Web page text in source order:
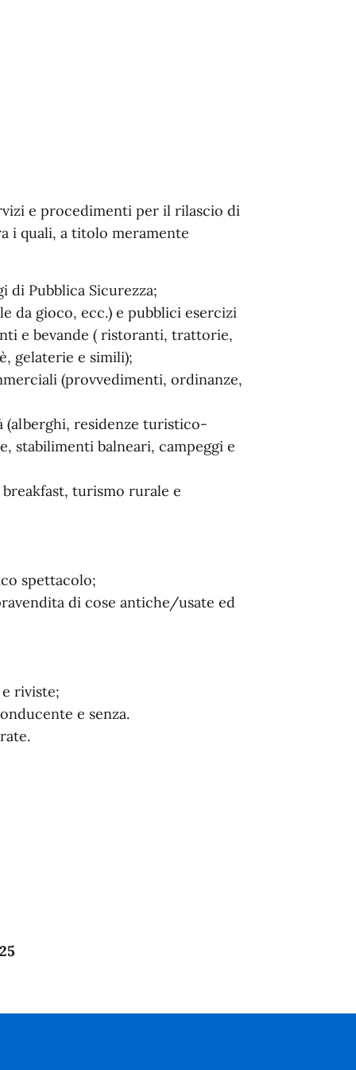
e procedimenti per il rilascio di
i quali, a titolo meramente
di Pubblica Sicurezza;
da gioco, ecc.) e pubblici esercizi
e bevande ( ristoranti, trattorie,
gelaterie e simili);
(provvedimenti, ordinanze,
residenze turistico-
stabilimenti balneari, campeggi e
turismo rurale e
spettacolo;
di cose antiche/usate ed
riviste;
e senza.